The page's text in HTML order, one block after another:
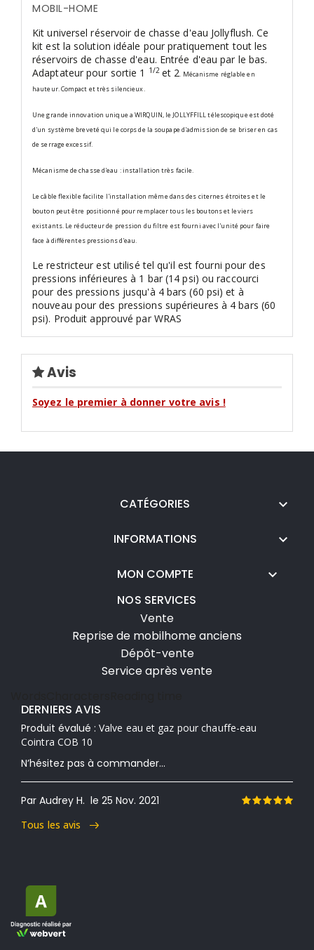
MOBIL-HOME
Kit universel réservoir de chasse d'eau Jollyflush. Ce
kit est la solution idéale pour pratiquement tout les
réservoirs de chasse d'eau. Entrée d'eau par le bas.
Adaptateur pour sortie 1
1/2 et 2. Mécanisme réglable en
hauteur. Compact et très silencieux.
Une grande innovation unique a WIRQUIN, le JOLLYFFILL télescopique est doté
d'un système breveté qui le corps de la soupape d'admission de se briser en cas
de serrage excessif.
Mécanisme de chasse d'eau : installation très facile.
Le câble flexible facilite l'installation même dans des citernes étroites et le
bouton peut être positionné pour remplacer tous les boutons et leviers
existants. Le réducteur de pression du filtre est fourni avec l'unité pour faire
face à différentes pressions d'eau.
Le restricteur est utilisé tel qu'il est fourni pour des
pressions inférieures à 1 bar (14 psi) ou raccourci
pour des pressions jusqu'à 4 bars (60 psi) et à
nouveau pour des pressions supérieures à 4 bars (60
psi). Produit approuvé par WRAS
Avis
Soyez le premier à donner votre avis !
CATÉGORIES 
INFORMATIONS 
MON COMPTE 
NOS SERVICES
Vente
Reprise de mobilhome anciens
Dépôt-vente
Service après vente
DERNIERS AVIS
Produit évalué : Valve eau et gaz pour chauffe-eau
Cointra COB 10
N’hésitez pas à commander...
Par Audrey H. le 25 Nov. 2021
Tous les avis